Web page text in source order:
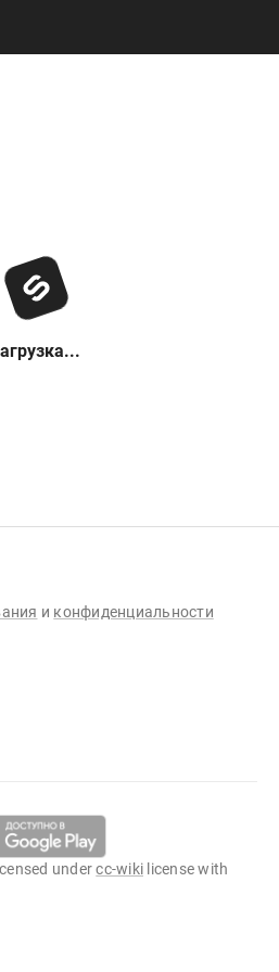
и конфиденциальности
undercc-wiki license with